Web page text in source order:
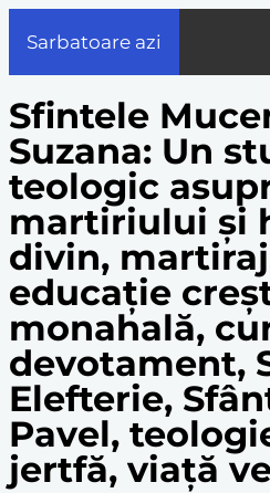
Sarbatoare azi
Sfintele
Suzana: Un
teologic
martiriului și
divin,
educație
monahală,
devotament,
Elefterie,
Pavel,
jertfă, viață